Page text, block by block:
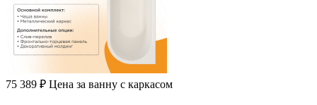
75 389 ₽ Цена за ванну с каркасом